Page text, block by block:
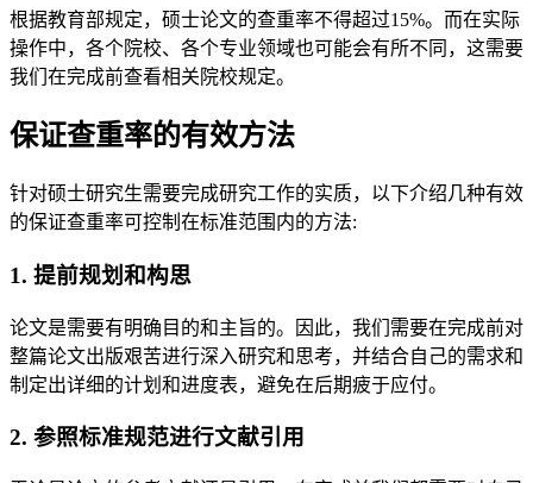
根据教育部规定，硕士论文的查重率不得超过15%。而在实际
操作中，各个院校、各个专业领域也可能会有所不同，这需要
我们在完成前查看相关院校规定。
保证查重率的有效方法
针对硕士研究生需要完成研究工作的实质，以下介绍几种有效
的保证查重率可控制在标准范围内的方法:
1. 提前规划和构思
论文是需要有明确目的和主旨的。因此，我们需要在完成前对
整篇论文出版艰苦进行深入研究和思考，并结合自己的需求和
制定出详细的计划和进度表，避免在后期疲于应付。
2. 参照标准规范进行文献引用